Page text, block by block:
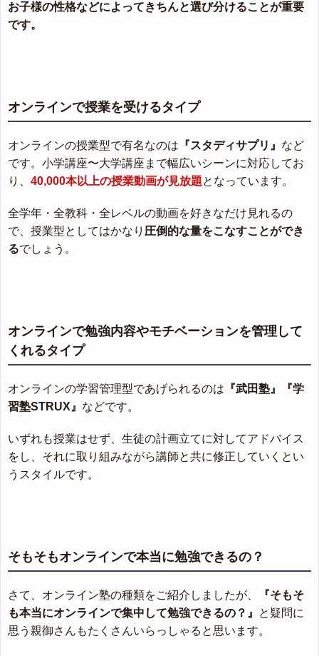
お子様の性格などによってきちんと選び分けることが重要
です。
オンラインで授業を受けるタイプ
オンラインの授業型で有名なのは 『スタディサプリ』 など
です。小学講座〜大学講座まで幅広いシーンに対応してお
り、 40,000本以上の授業動画が見放題となっています。
全学年・全教科・全レベルの動画を好きなだけ見れるの
で、授業型としてはかなり 圧倒的な量をこなすことができ
るでしょう。
オンラインで勉強内容やモチベーションを管理して
くれるタイプ
オンラインの学習管理型であげられるのは 『武田塾』『学
習塾STRUX』 などです。
いずれも授業はせず、生徒の計画立てに対してアドバイス
をし、それに取り組みながら講師と共に修正していくとい
うスタイルです。
そもそもオンラインで本当に勉強できるの？
さて、オンライン塾の種類をご紹介しましたが、
『そもそ
も本当にオンラインで集中して勉強できるの？』
と疑問に
思う親御さんもたくさんいらっしゃると思います。